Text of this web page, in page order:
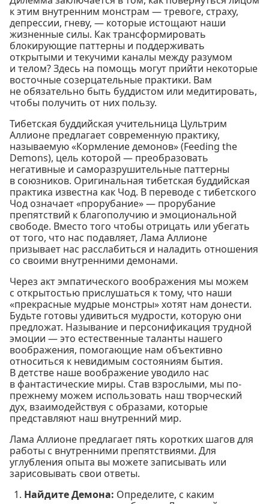
к этим внутренним монстрам — тревоге, страху,
депрессии, гневу, — которые истощают наши
жизненные силы. Как трансформировать
блокирующие паттерны и поддерживать
открытыми и текучими каналы между разумом
и телом? Здесь на помощь могут прийти некоторые
восточные созерцательные практики. Вам
не обязательно быть буддистом или медитировать,
чтобы получить от них пользу.
Тибетская буддийская учительница Цультрим
Аллионе предлагает современную практику,
называемую «Кормление демонов» (Feeding the
Demons), цель которой — преобразовать
негативные и саморазрушительные паттерны
в союзников. Оригинальная тибетская буддийская
практика известна как Чод. В переводе с тибетского
Чод означает «прорубание» — прорубание
препятствий к благополучию и эмоциональной
свободе. Вместо того чтобы отрицать или убегать
от того, что нас подавляет, Лама Аллионе
призывает нас расслабиться и наладить отношения
со своими внутренними демонами.
Через акт эмпатического воображения мы можем
с открытостью прислушаться к тому, что наши
«прекрасные мудрые монстры» хотят нам донести.
Будьте готовы удивиться мудрости, которую они
предложат. Называние и персонификация трудной
эмоции — это естественные таланты нашего
воображения, помогающие нам объективно
относиться к невидимым состояниям бытия.
В детстве наше воображение уводило нас
в фантастические миры. Став взрослыми, мы по-
прежнему можем использовать наш творческий
дух, взаимодействуя с образами, которые
представляют наш внутренний мир.
Лама Аллионе предлагает пять коротких шагов для
работы с внутренними препятствиями. Для
углубления опыта вы можете записывать или
зарисовывать свои ответы.
Найдите Демона: Определите, с каким